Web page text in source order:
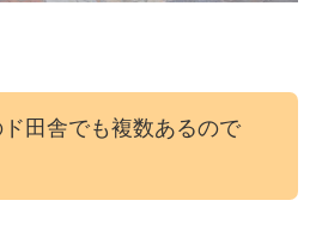
田舎でも複数あるので